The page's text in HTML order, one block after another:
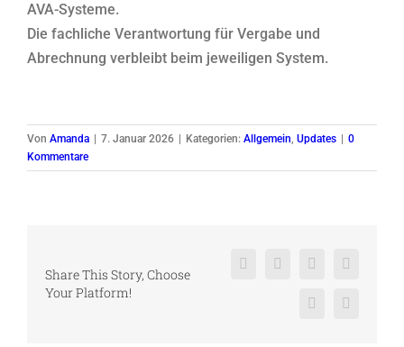
AVA-Systeme.
Die fachliche Verantwortung für Vergabe und
Abrechnung verbleibt beim jeweiligen System.
Von Amanda 7. Januar 2026 Kategorien: Allgemein, Updates
0
Kommentare
Share This Story, Choose
Your Platform!
Facebook
X RedditLinkedIn
PinterestVk